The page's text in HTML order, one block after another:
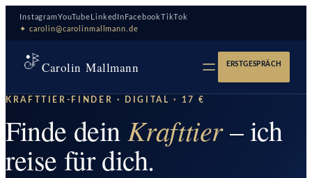
Zum
Inhalt
InstagramYouTube LinkedIn FacebookTikTok
✦ carolin@carolinmallmann.de
Carolin Mallmann ERSTGESPRÄCH
KRAFTTIER-FINDER · DIGITAL · 17 €
Finde deinKrafttier– ich
reise für dich.